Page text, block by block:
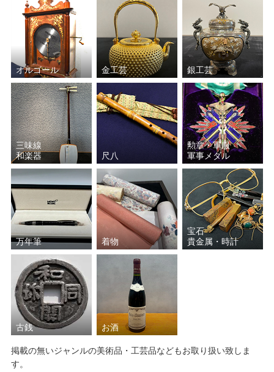
オルゴール 金工芸 銀工芸
三味線
和楽器
尺八
勲章・軍服
軍事メダル
万年筆 着物
宝石
貴金属・時計
古銭 お酒
掲載の無いジャンルの美術品・工芸品などもお取り扱い致しま
す。